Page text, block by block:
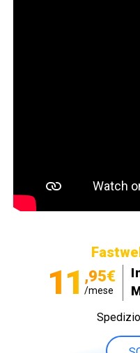
11 ,95€
/mese